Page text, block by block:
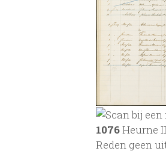
1076Heurne
Reden geen